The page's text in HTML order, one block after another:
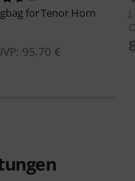
for Tenor Horn
95,70 €